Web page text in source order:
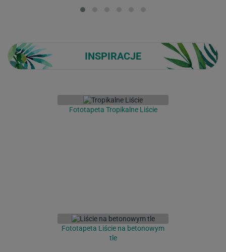
INSPIRACJE
Fototapeta Tropikalne Liście
Fototapeta Liście na betonowym
tle